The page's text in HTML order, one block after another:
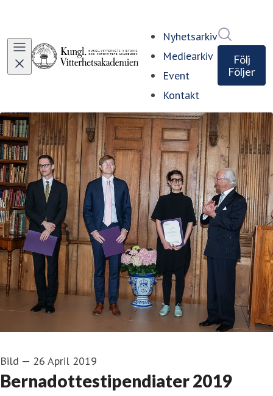
Nyhetsarkiv
Mediearkiv
Event
Kontakt
Följ
Följer
Bild — 26 April 2019
Bernadottestipendiater 2019